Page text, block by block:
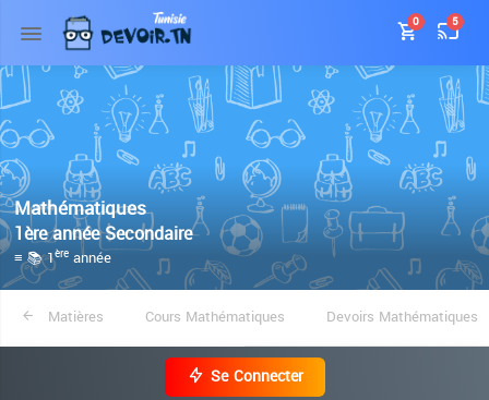
0 5
Mathématiques
1ère année Secondaire
≡ 📚 1ère année
Matières Cours Mathématiques Devoirs Mathématiques
Se Connecter